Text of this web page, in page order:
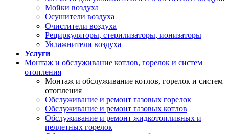
Мойки воздуха
Осушители воздуха
Очистители воздуха
Рециркуляторы, стерилизаторы, ионизаторы
Увлажнители воздуха
Услуги
Монтаж и обслуживание котлов, горелок и систем
отопления
Монтаж и обслуживание котлов, горелок и систем
отопления
Обслуживание и ремонт газовых горелок
Обслуживание и ремонт газовых котлов
Обслуживание и ремонт жидкотопливных и
пеллетных горелок